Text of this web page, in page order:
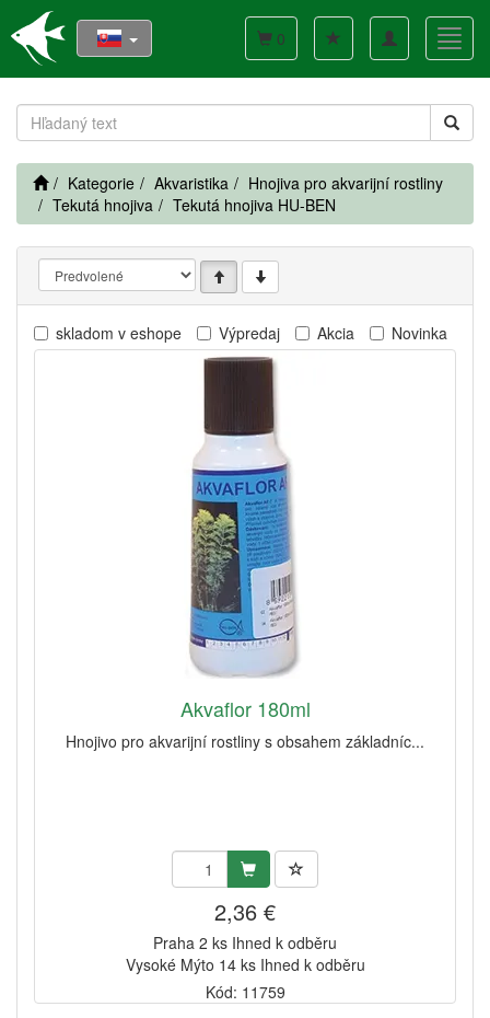
Toggle
navigation
0
Kategorie Akvaristika
Hnojiva pro akvarijní rostliny
Tekutá hnojiva
Tekutá hnojiva HU-BEN
skladom v eshope Výpredaj Akcia Novinka
Akvaflor 180ml
Hnojivo pro akvarijní rostliny s obsahem základníc...
2,36 €
Praha 2 ks Ihned k odběru
Vysoké Mýto 14 ks Ihned k odběru
Kód: 11759